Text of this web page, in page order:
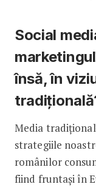
Social
însă, în
Media
strategiile
românilor
fiind fruntași în